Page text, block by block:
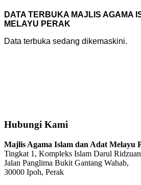
DATA TERBUKA MAJLIS AGAMA
MELAYU PERAK
Data terbuka sedang dikemaskini.
Hubungi Kami
Majlis Agama Islam dan Adat Melayu
Tingkat 1, Kompleks Islam Darul
Jalan Panglima Bukit Gantang Wahab,
30000 Ipoh, Perak